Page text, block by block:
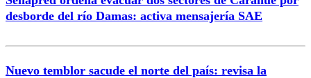
desborde del río Damas: activa mensajería SAE
Nuevo temblor sacude el norte del país: revisa la